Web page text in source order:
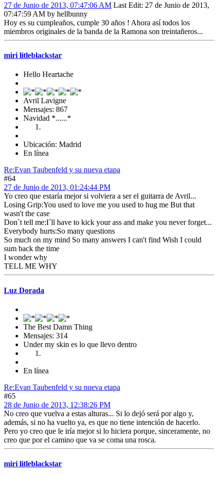
27 de Junio de 2013, 07:47:06 AM Last Edit: 27 de Junio de 2013,
07:47:59 AM by hellbunny
Hoy es su cumpleaños, cumple 30 años ! Ahora así todos los
miembros originales de la banda de la Ramona son treintañeros...
miri litleblackstar
Hello Heartache
Avril Lavigne
Mensajes: 867
Navidad *......*
Ubicación: Madrid
En línea
Re:Evan Taubenfeld y su nueva etapa
#64
27 de Junio de 2013, 01:24:44 PM
Yo creo que estaría mejor si volviera a ser el guitarra de Avril...
Losing Grip:You used to love me you used to hug me But that
wasn't the case
Don`t tell me:I´ll have to kick your ass and make you never forget...
Everybody hurts:So many questions
So much on my mind So many answers I can't find Wish I could
sum back the time
I wonder why
TELL ME WHY
Luz Dorada
The Best Damn Thing
Mensajes: 314
Under my skin es lo que llevo dentro
En línea
Re:Evan Taubenfeld y su nueva etapa
#65
28 de Junio de 2013, 12:38:26 PM
No creo que vuelva a estas alturas... Si lo dejó será por algo y,
además, si no ha vuelto ya, es que no tiene intención de hacerlo.
Pero yo creo que le iría mejor si lo hiciera porque, sinceramente, no
creo que por el camino que va se coma una rosca.
miri litleblackstar